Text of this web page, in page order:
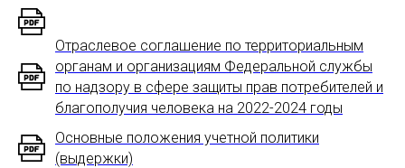
Отраслевое соглашение по территориальным
органам и организациям Федеральной службы
по надзору в сфере защиты прав потребителей и
благополучия человека на 2022-2024 годы
Основные положения учетной политики
(выдержки)